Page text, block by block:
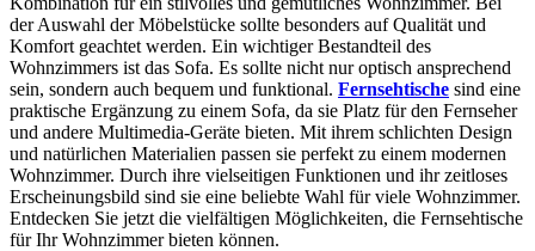
der Auswahl der Möbelstücke sollte besonders auf Qualität und
Komfort geachtet werden. Ein wichtiger Bestandteil des
Wohnzimmers ist das Sofa. Es sollte nicht nur optisch ansprechend
sein, sondern auch bequem und funktional. Fernsehtische sind eine
praktische Ergänzung zu einem Sofa, da sie Platz für den Fernseher
und andere Multimedia-Geräte bieten. Mit ihrem schlichten Design
und natürlichen Materialien passen sie perfekt zu einem modernen
Wohnzimmer. Durch ihre vielseitigen Funktionen und ihr zeitloses
Erscheinungsbild sind sie eine beliebte Wahl für viele Wohnzimmer.
Entdecken Sie jetzt die vielfältigen Möglichkeiten, die Fernsehtische
für Ihr Wohnzimmer bieten können.